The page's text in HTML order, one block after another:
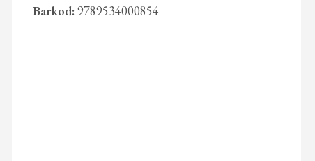
Barkod: 9789534000854